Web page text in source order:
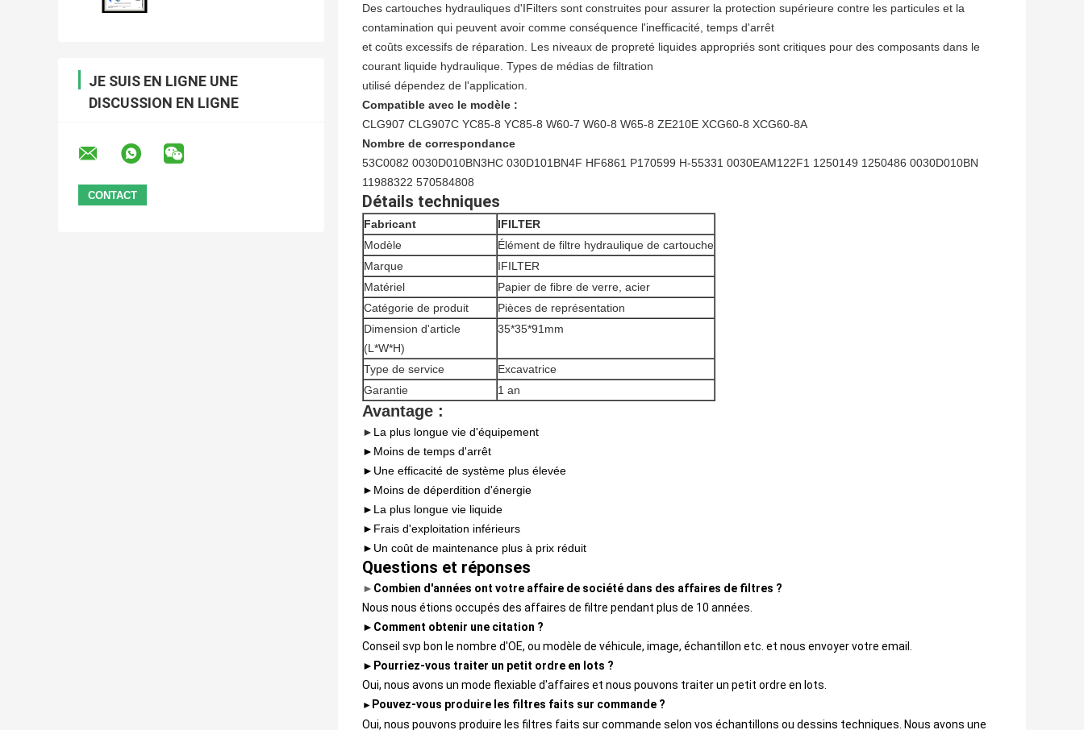
JE SUIS EN LIGNE UNE
DISCUSSION EN LIGNE
Des cartouches hydrauliques d'IFilters sont construites pour assurer la protection supérieure contre les particules et la
contamination qui peuvent avoir comme conséquence l'inefficacité, temps d'arrêt
et coûts excessifs de réparation. Les niveaux de propreté liquides appropriés sont critiques pour des composants dans le
courant liquide hydraulique. Types de médias de filtration
utilisé dépendez de l'application.
Compatible avec le modèle :
CLG907 CLG907C YC85-8 YC85-8 W60-7 W60-8 W65-8 ZE210E XCG60-8 XCG60-8A
Nombre de correspondance
53C0082 0030D010BN3HC 030D101BN4F HF6861 P170599 H-55331 0030EAM122F1 1250149 1250486 0030D010BN
11988322 570584808
Détails techniques
Fabricant
IFILTER
Modèle
Élément de filtre hydraulique de cartouche
Marque
IFILTER
Matériel
Papier de fibre de verre, acier
Catégorie de produit
Pièces de représentation
Dimension d'article
(L*W*H)
35*35*91mm
Type de service
Excavatrice
Garantie
1 an
Avantage :
► La plus longue vie d'équipement
► Moins de temps d'arrêt
►Une efficacité de système plus élevée
► Moins de déperdition d'énergie
► La plus longue vie liquide
►Frais d'exploitation inférieurs
►Un coût de maintenance plus à prix réduit
Questions et réponses
► Combien d'années ont votre affaire de société dans des affaires de filtres ?
Nous nous étions occupés des affaires de filtre pendant plus de 10 années.
► Comment obtenir une citation ?
Conseil svp bon le nombre d'OE, ou modèle de véhicule, image, échantillon etc. et nous envoyer votre email.
► Pourriez-vous traiter un petit ordre en lots ?
Oui, nous avons un mode flexiable d'affaires et nous pouvons traiter un petit ordre en lots.
► Pouvez-vous produire les filtres faits sur commande ?
Oui, nous pouvons produire les filtres faits sur commande selon vos échantillons ou dessins techniques. Nous avons une